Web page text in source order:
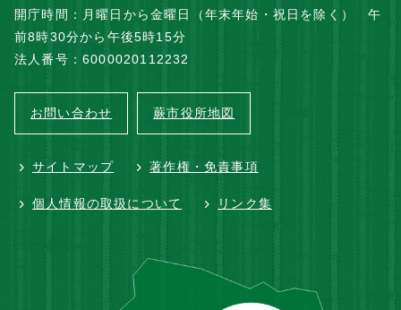
開庁時間：月曜日から金曜日（年末年始・祝日を除く） 午
前8時30分から午後5時15分
法人番号：6000020112232
お問い合わせ 蕨市役所地図
サイトマップ 著作権・免責事項
個人情報の取扱について リンク集